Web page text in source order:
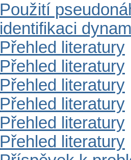
Použití
identifikaci
Přehled literatury
Přehled literatury
Přehled literatury
Přehled literatury
Přehled literatury
Přehled literatury